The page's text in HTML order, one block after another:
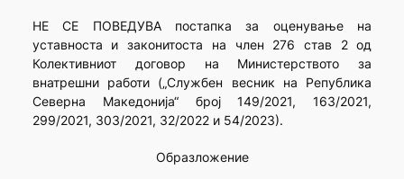
НЕ СЕ ПОВЕДУВА постапка за оценување на
уставноста и законитоста на член 276 став 2 од
Колективниот договор на Министерството за
внатрешни работи („Службен весник на Република
Северна Македонија“ број 149/2021, 163/2021,
299/2021, 303/2021, 32/2022 и 54/2023).
Образложение